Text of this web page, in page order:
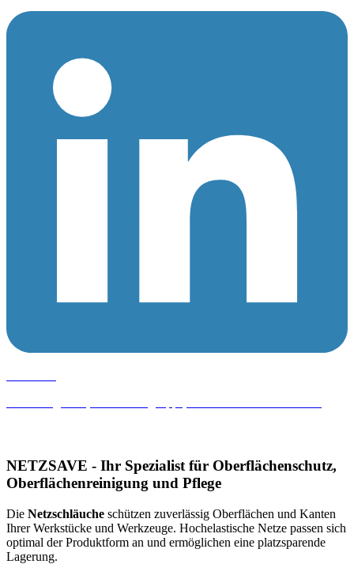
NETZSAVE - Ihr Spezialist für Oberflächenschutz,
Oberflächenreinigung und Pflege
Die Netzschläuche schützen zuverlässig Oberflächen und Kanten
Ihrer Werkstücke und Werkzeuge. Hochelastische Netze passen sich
optimal der Produktform an und ermöglichen eine platzsparende
Lagerung.